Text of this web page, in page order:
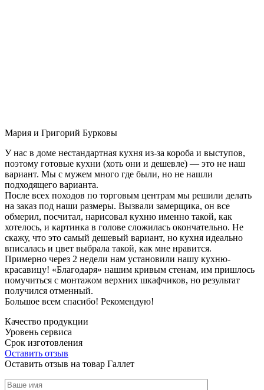
Мария и Григорий Бурковы
У нас в доме нестандартная кухня из-за короба и выступов,
поэтому готовые кухни (хоть они и дешевле) — это не наш
вариант. Мы с мужем много где были, но не нашли
подходящего варианта.
После всех походов по торговым центрам мы решили делать
на заказ под наши размеры. Вызвали замерщика, он все
обмерил, посчитал, нарисовал кухню именно такой, как
хотелось, и картинка в голове сложилась окончательно. Не
скажу, что это самый дешевый вариант, но кухня идеально
вписалась и цвет выбрала такой, как мне нравится.
Примерно через 2 недели нам установили нашу кухню-
красавицу! «Благодаря» нашим кривым стенам, им пришлось
помучиться с монтажом верхних шкафчиков, но результат
получился отменный.
Большое всем спасибо! Рекомендую!
Качество продукции
Уровень сервиса
Срок изготовления
Оставить отзыв
Оставить отзыв на товар Галлет